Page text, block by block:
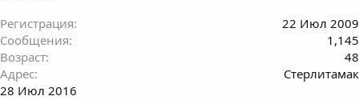
Регистрация
22 Июл 2009
Сообщения
1,145
Возраст
48
Адрес
Стерлитамак
28 Июл 2016